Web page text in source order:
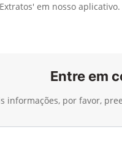
em nosso aplicativo.
Entre em
informações, por favor,